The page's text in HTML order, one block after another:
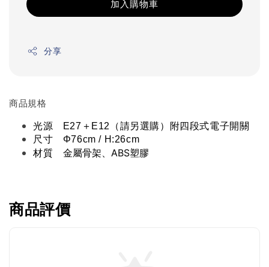
加入購物車
分享
商品規格
光源　E27＋E12（請另選購）附四段式電子開關
尺寸　Φ76cm / H:26cm
材質 金屬骨架、ABS塑膠
商品評價